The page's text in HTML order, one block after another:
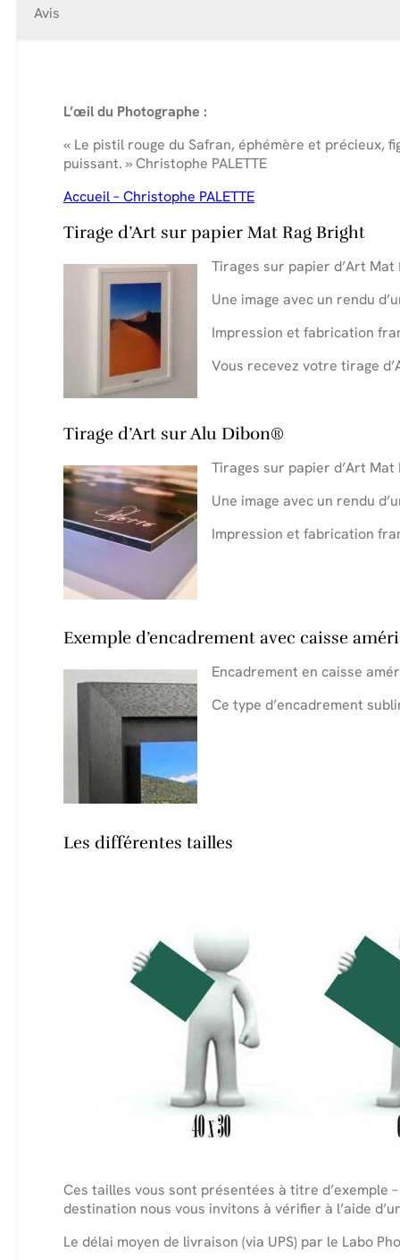
Avis
L’œil du Photographe :
« Le pistil rouge du Safran, éphémère et précieux,
puissant. » Christophe PALETTE
Accueil – Christophe PALETTE
Tirage d’Art sur papier Mat Rag Bright
Tirages sur papier d’Art Mat
Une image avec un rendu
Impression et fabrication
Vous recevez votre tirage
Tirage d’Art sur Alu Dibon®
Tirages sur papier d’Art
Une image avec un rendu
Impression et fabrication
Exemple d’encadrement avec caisse
Encadrement en caisse
Ce type d’encadrement
Les différentes tailles
Ces tailles vous sont présentées à titre d’exemple
destination nous vous invitons à vérifier à l’aide
Le délai moyen de livraison (via UPS) par le Labo